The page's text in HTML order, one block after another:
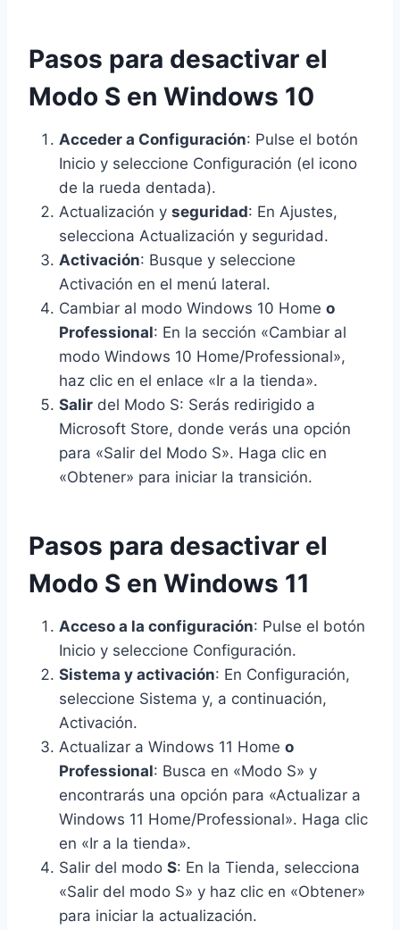
Pasos para desactivar el
Modo S en Windows 10
Acceder a Configuración: Pulse el botón
Inicio y seleccione Configuración (el icono
de la rueda dentada).
Actualización y seguridad: En Ajustes,
selecciona Actualización y seguridad.
Activación: Busque y seleccione
Activación en el menú lateral.
Cambiar al modo Windows 10 Home o
Professional: En la sección «Cambiar al
modo Windows 10 Home/Professional»,
haz clic en el enlace «Ir a la tienda».
Salir del Modo S: Serás redirigido a
Microsoft Store, donde verás una opción
para «Salir del Modo S». Haga clic en
«Obtener» para iniciar la transición.
Pasos para desactivar el
Modo S en Windows 11
Acceso a la configuración: Pulse el botón
Inicio y seleccione Configuración.
Sistema y activación: En Configuración,
seleccione Sistema y, a continuación,
Activación.
Actualizar a Windows 11 Home o
Professional: Busca en «Modo S» y
encontrarás una opción para «Actualizar a
Windows 11 Home/Professional». Haga clic
en «Ir a la tienda».
Salir del modo S: En la Tienda, selecciona
«Salir del modo S» y haz clic en «Obtener»
para iniciar la actualización.